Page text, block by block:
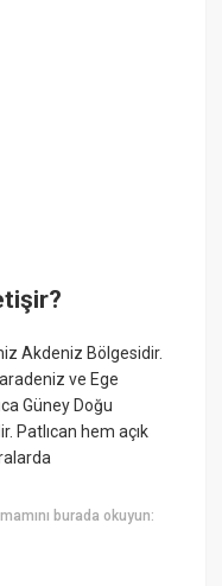
Akdeniz Bölgesidir.
ve Ege
Güney Doğu
Patlıcan hem açık
burada okuyun: